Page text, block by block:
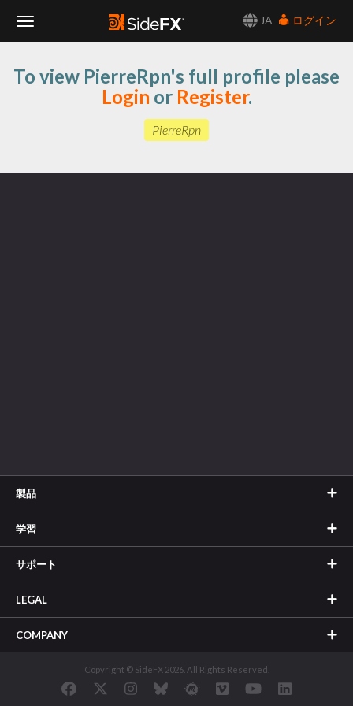
JA
ログイン
Navigation
To view PierreRpn's full profile please
Login or Register.
PierreRpn
製品
学習
サポート
LEGAL
COMPANY
Copyright © SideFX 2026. All Rights Reserved.